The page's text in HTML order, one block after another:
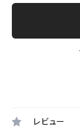
レビュー